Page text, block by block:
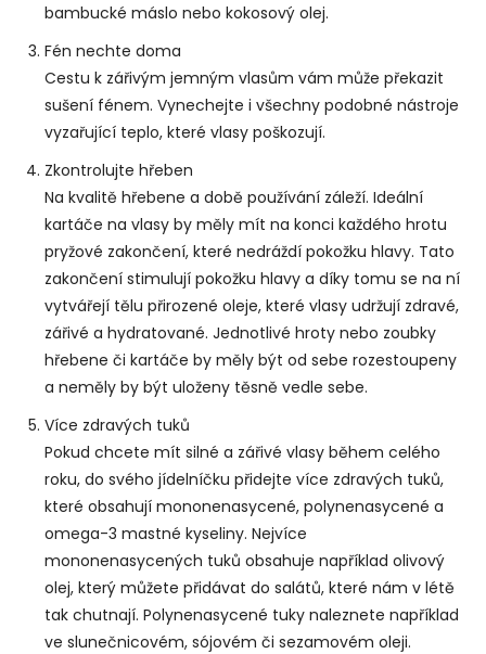
bambucké máslo nebo kokosový olej.
Fén nechte doma
Cestu k zářivým jemným vlasům vám může překazit
sušení fénem. Vynechejte i všechny podobné nástroje
vyzařující teplo, které vlasy poškozují.
Zkontrolujte hřeben
Na kvalitě hřebene a době používání záleží. Ideální
kartáče na vlasy by měly mít na konci každého hrotu
pryžové zakončení, které nedráždí pokožku hlavy. Tato
zakončení stimulují pokožku hlavy a díky tomu se na ní
vytvářejí tělu přirozené oleje, které vlasy udržují zdravé,
zářivé a hydratované. Jednotlivé hroty nebo zoubky
hřebene či kartáče by měly být od sebe rozestoupeny
a neměly by být uloženy těsně vedle sebe.
Více zdravých tuků
Pokud chcete mít silné a zářivé vlasy během celého
roku, do svého jídelníčku přidejte více zdravých tuků,
které obsahují mononenasycené, polynenasycené a
omega-3 mastné kyseliny. Nejvíce
mononenasycených tuků obsahuje například olivový
olej, který můžete přidávat do salátů, které nám v létě
tak chutnají. Polynenasycené tuky naleznete například
ve slunečnicovém, sójovém či sezamovém oleji.